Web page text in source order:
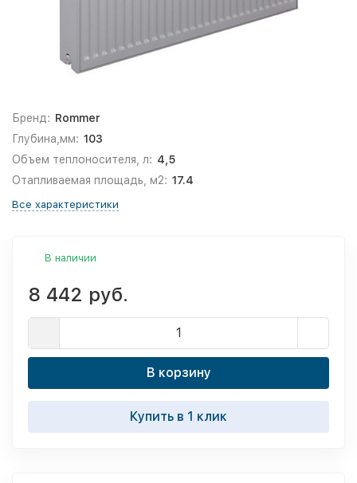
Бренд: Rommer
Глубина,мм: 103
Объем теплоносителя, л: 4,5
Отапливаемая площадь, м2: 17.4
Все характеристики
В наличии
8 442 руб.
В корзину
Купить в 1 клик